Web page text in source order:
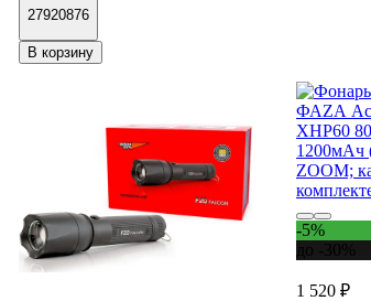
27920876
В корзину
-5%
1 520 ₽